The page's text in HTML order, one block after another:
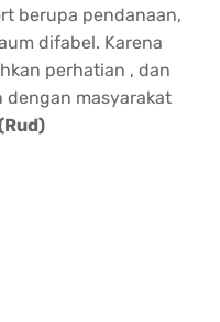
berupa pendanaan,
difabel. Karena
perhatian , dan
dengan masyarakat